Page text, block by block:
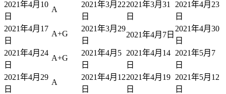
2021年4月10
日
A
2021年3月22
日
2021年3月31
日
2021年4月23
日
2021年4月17
日
A+G
2021年3月29
日
2021年4月7日
2021年4月30
日
2021年4月24
日
A+G
2021年4月5
日
2021年4月14
日
2021年5月7
日
2021年4月29
日
A
2021年4月12
日
2021年4月19
日
2021年5月12
日